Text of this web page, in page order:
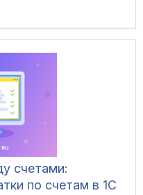
счетами:
по счетам в 1С